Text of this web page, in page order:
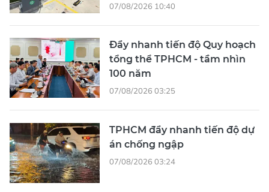
07/08/2026 10:40
Đẩy nhanh tiến độ Quy hoạch
tổng thể TPHCM - tầm nhìn
100 năm
07/08/2026 03:25
TPHCM đẩy nhanh tiến độ dự
án chống ngập
07/08/2026 03:24